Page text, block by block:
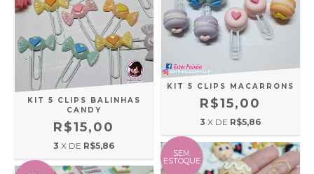
KIT 5 CLIPS BALINHAS
CANDY
R$15,00
3 X DE R$5,86
KIT 5 CLIPS MACARRONS
R$15,00
3 X DE R$5,86
SEM
ESTOQUE